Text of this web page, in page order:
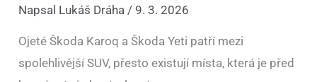
Napsal Lukáš Dráha/ 9. 3. 2026
Ojeté Škoda Karoq a Škoda Yeti patří mezi
spolehlivější SUV, přesto existují místa, která je před